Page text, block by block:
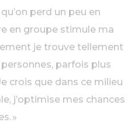
perd un peu en
en groupe stimule ma
je trouve tellement
parfois plus
crois que dans ce milieu
j’optimise mes chances
»